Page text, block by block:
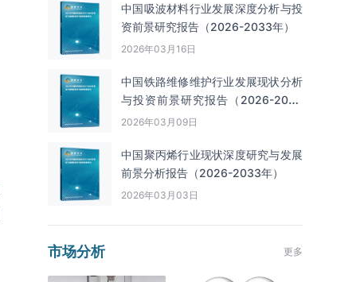
中国吸波材料行业发展深度分析与投
资前景研究报告（2026-2033年）
2026年03月16日
中国铁路维修维护行业发展现状分析
与投资前景研究报告（2026-2033
年）
2026年03月09日
中国聚丙烯行业现状深度研究与发展
前景分析报告（2026-2033年）
2026年03月03日
市场分析 更多